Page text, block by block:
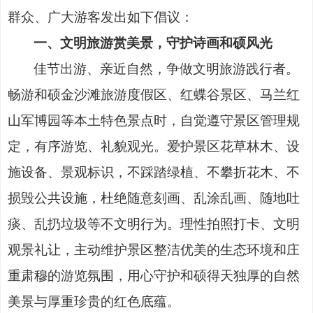
群众、广大游客发出如下倡议：
一、文明旅游赏美景，守护诗画和硕风光
佳节出游、亲近自然，争做文明旅游践行者。
畅游和硕金沙滩旅游度假区、红蝶谷景区、马兰红
山军博园等本土特色景点时，自觉遵守景区管理规
定，有序游览、礼貌观光。爱护景区花草林木、设
施设备、景观标识，不踩踏绿植、不攀折花木、不
损毁公共设施，杜绝随意刻画、乱涂乱画、随地吐
痰、乱扔垃圾等不文明行为。理性拍照打卡、文明
观景礼让，主动维护景区整洁优美的生态环境和庄
重肃穆的游览氛围，用心守护和硕得天独厚的自然
美景与厚重珍贵的红色底蕴。